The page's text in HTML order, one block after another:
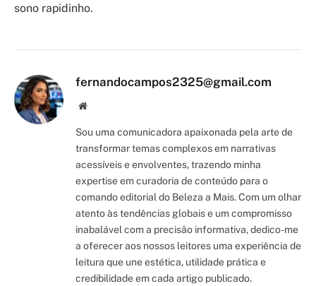
sono rapidinho.
fernandocampos2325@gmail.com
Site/Blog
Sou uma comunicadora apaixonada pela arte de
transformar temas complexos em narrativas
acessíveis e envolventes, trazendo minha
expertise em curadoria de conteúdo para o
comando editorial do Beleza a Mais. Com um olhar
atento às tendências globais e um compromisso
inabalável com a precisão informativa, dedico-me
a oferecer aos nossos leitores uma experiência de
leitura que une estética, utilidade prática e
credibilidade em cada artigo publicado.